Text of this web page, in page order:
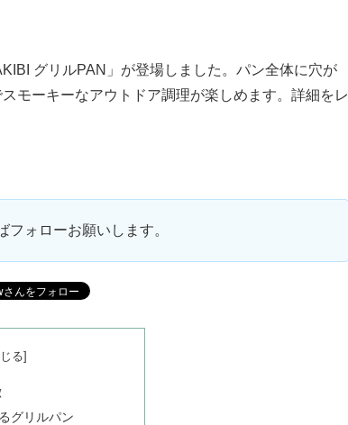
グリルPAN」が登場しました。パン全体に穴が
モーキーなアウトドア調理が楽しめます。詳細をレ
ォローお願いします。
グリルパン